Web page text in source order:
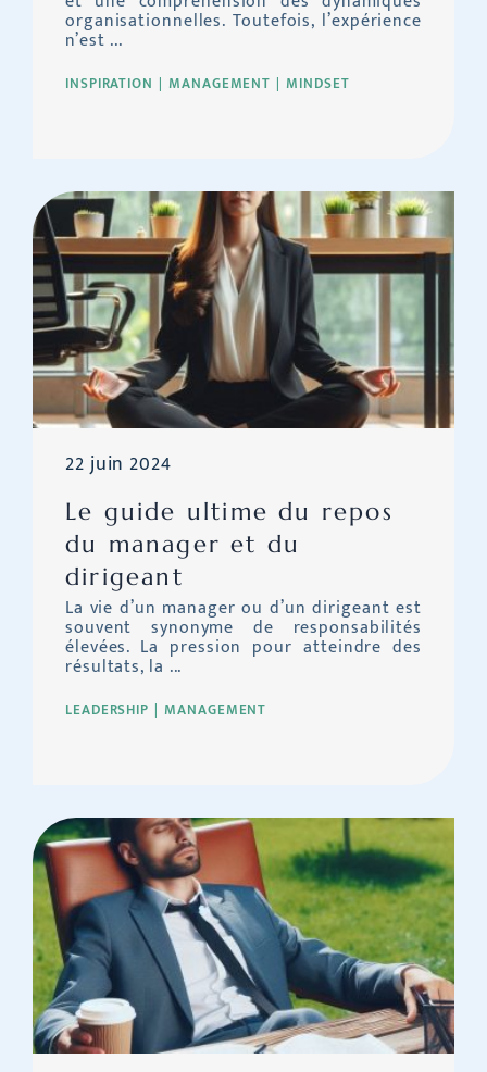
INSPIRATION MANAGEMENT MINDSET
organisationnelles. Toutefois, l’expérience
n’est ...
LEADERSHIP MANAGEMENT
Le guide ultime du repos
du manager et du
dirigeant
22 juin 2024
La vie d’un manager ou d’un dirigeant est
souvent synonyme de responsabilités
élevées. La pression pour atteindre des
résultats, la ...